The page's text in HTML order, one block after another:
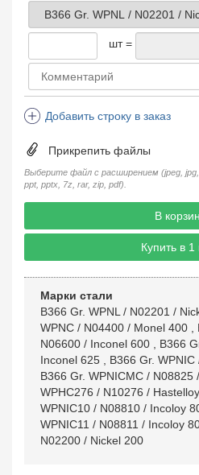
шт =
Добавить строку в заказ
Прикрепить файлы
Выберите файл с расширением (jpeg,
ppt, pptx, 7z, rar, zip, pdf).
В
Купить в 1
Марки стали
B366 Gr. WPNL / N02201 /
WPNC / N04400 / Monel 400
N06600 / Inconel 600
B366
Inconel 625
B366 Gr.
B366 Gr. WPNICMC / N08825
WPHC276 / N10276 /
WPNIC10 / N08810 / Incoloy
WPNIC11 / N08811 / Incoloy
N02200 / Nickel 200